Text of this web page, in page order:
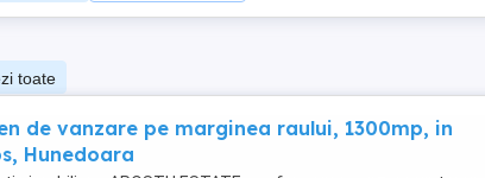
toate
de vanzare pe marginea raului, 1300mp, in
Hunedoara